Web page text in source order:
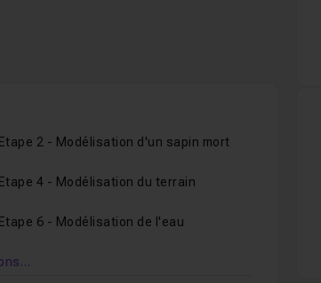
suivre ce nouvel atelier.
au fil des nécessités les outils
tout le monde puisse suivre facilement
pas à accélérer les vidéos, l'outil de
Etape 2 - Modélisation d'un sapin mort
Etape 4 - Modélisation du terrain
Etape 6 - Modélisation de l'eau